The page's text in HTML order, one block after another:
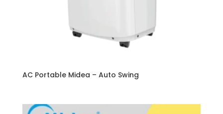
AC Portable Midea – Auto Swing